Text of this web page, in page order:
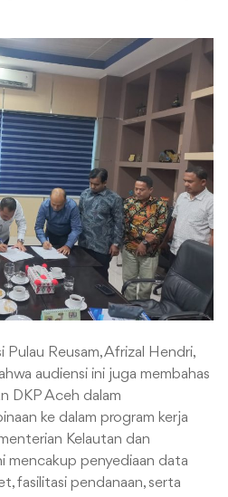
Reusam, Afrizal Hendri,
audiensi ini juga membahas
DKP Aceh dalam
ke dalam program kerja
Kelautan dan
mencakup penyediaan data
fasilitasi pendanaan, serta